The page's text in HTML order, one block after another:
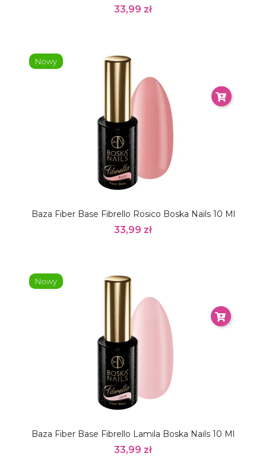
33,99 zł
Baza Fiber Base Fibrello Rosico Boska Nails 10 Ml
33,99 zł
Nowy
Baza Fiber Base Fibrello Lamila Boska Nails 10 Ml
33,99 zł
Nowy